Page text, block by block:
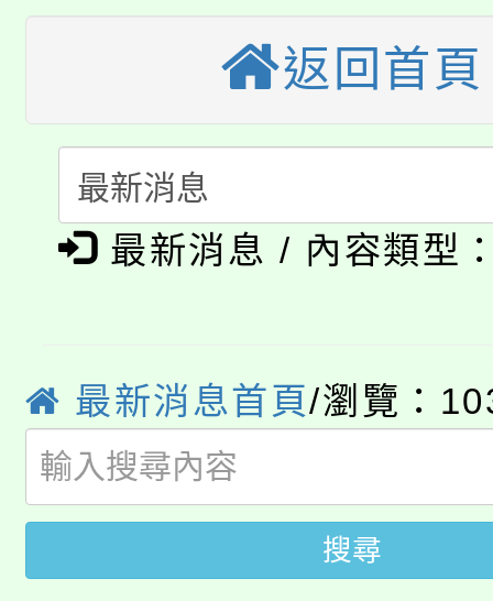
《TA101》溝通分析基
程，歡迎學生輔導中心
心理、諮商輔導、社會
系所師生報名參加。
轉知苗栗縣政府辦理
縣市「校園短影音徵
門員」簡章及活動海報
踴躍報名參加。
桃園市115學年度學生
要點
「桃園市補助參觀特色
展演活動實施計畫」
115年度「教育部表揚
義教育推展貢獻獎」
公告本校115學年度第
生本土語及新住民語歌
公告本校115學年度第
代理(課)教師甄選結果(
公告本校115學年度第
代理(課)教師甄選結果(
轉知中國文化大學推廣
《TA101》溝通分析基
轉知苗栗縣政府辦理
返回首頁
最新消息 / 內容類型
最新消息首頁/瀏覽：
搜尋